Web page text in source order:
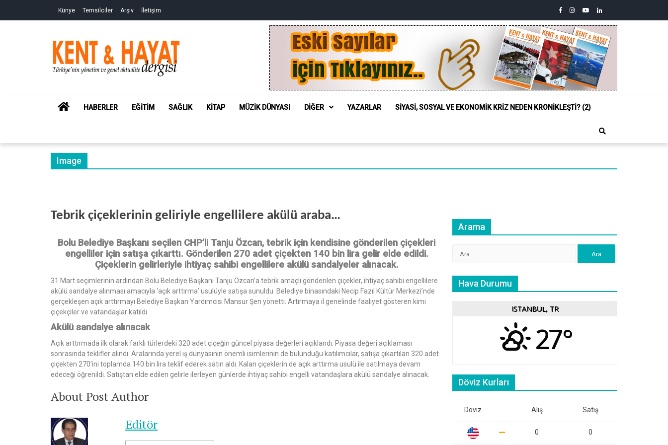
Künye Temsilciler Arşiv İletişim facebook
instagram
youtubelinkedin
ve
HOMEHABERLER EĞITIM SAĞLIK KITAP MÜZIK DÜNYASI DIĞER YAZARLAR SIYASI, SOSYAL VE EKONOMIK KRIZ NEDEN KRONIKLEŞTI? (2)
Image
Tebrik çiçeklerinin geliriyle engellilere akülü araba…
Bolu Belediye Başkanı seçilen CHP’li Tanju Özcan, tebrik için kendisine gönderilen çiçekleri
engelliler için satışa çıkarttı. Gönderilen 270 adet çiçekten 140 bin lira gelir elde edildi.
Çiçeklerin gelirleriyle ihtiyaç sahibi engellilere akülü sandalyeler alınacak.
31 Mart seçimlerinin ardından Bolu Belediye Başkanı Tanju Özcan’a tebrik amaçlı gönderilen çiçekler, ihtiyaç sahibi engellilere
akülü sandalye alınması amacıyla ‘açık arttırma’ usulüyle satışa sunuldu. Belediye binasındaki Necip Fazıl Kültür Merkezi’nde
gerçekleşen açık arttırmayı Belediye Başkan Yardımcısı Mansur Şen yönetti. Artırmaya il genelinde faaliyet gösteren kimi
çiçekçiler ve vatandaşlar katıldı.
Akülü sandalye alınacak
Açık arttırmada ilk olarak farklı türlerdeki 320 adet çiçeğin güncel piyasa değerleri açıklandı. Piyasa değeri açıklaması
sonrasında teklifler alındı. Aralarında yerel iş dünyasının önemli isimlerinin de bulunduğu katılımcılar, satışa çıkartılan 320 adet
çiçekten 270’ini toplamda 140 bin lira teklif ederek satın aldı. Kalan çiçeklerin de açık arttırma usulü ile satılmaya devam
edeceği öğrenildi. Satıştan elde edilen gelirle ilerleyen günlerde ihtiyaç sahibi engelli vatandaşlara akülü sandalye alınacak.
About Post Author
Editör
Arama
Hava Durumu
ISTANBUL, TR
27°
Döviz Kurları
Döviz Alış Satış
0 0